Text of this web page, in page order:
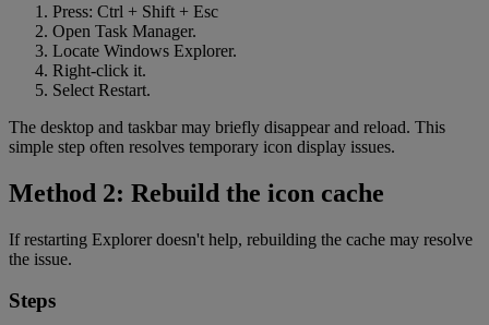
Press: Ctrl + Shift + Esc
Open Task Manager.
Locate Windows Explorer.
Right-click it.
Select Restart.
The desktop and taskbar may briefly disappear and reload. This
simple step often resolves temporary icon display issues.
Method 2: Rebuild the icon cache
If restarting Explorer doesn't help, rebuilding the cache may resolve
the issue.
Steps